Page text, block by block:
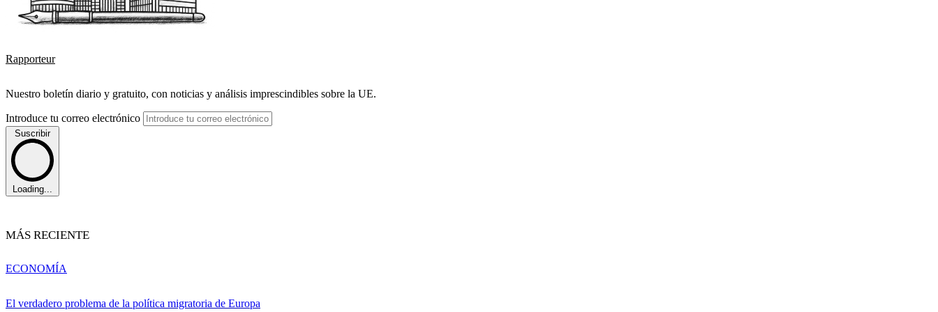
Rapporteur
Nuestro boletín diario y gratuito, con noticias y análisis imprescindibles sobre la UE.
Introduce tu correo electrónico
Suscribir
Loading...
MÁS RECIENTE
El verdadero problema de la política migratoria de Europa
ECONOMÍA